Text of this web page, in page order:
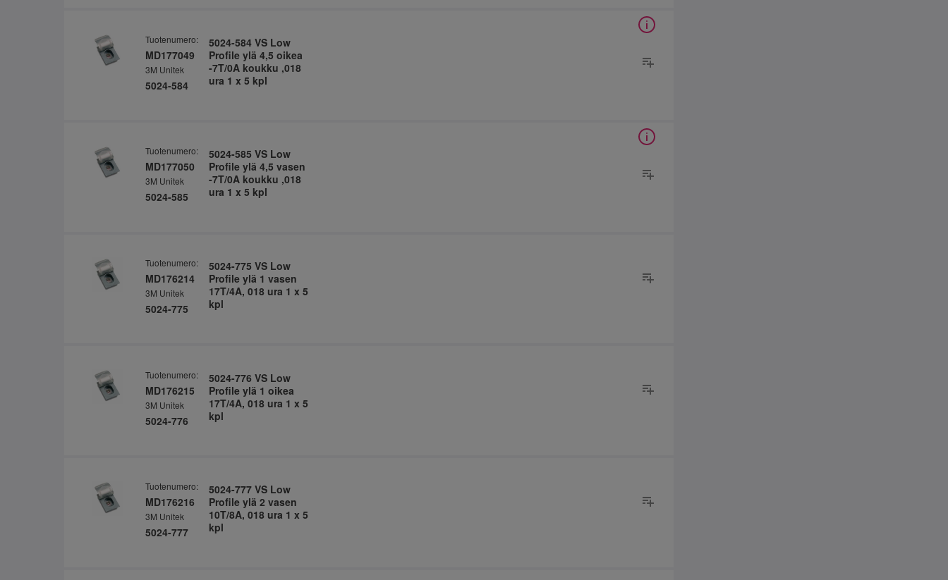
Tuotenumero:
MD177049
3M Unitek
5024-584
5024-584 VS Low
Profile ylä 4,5 oikea
-7T/0A koukku ,018
ura 1 x 5 kpl
Tuotenumero:
MD177050
3M Unitek
5024-585
5024-585 VS Low
Profile ylä 4,5 vasen
-7T/0A koukku ,018
ura 1 x 5 kpl
Tuotenumero:
MD176214
3M Unitek
5024-775
5024-775 VS Low
Profile ylä 1 vasen
17T/4A, 018 ura 1 x 5
kpl
Tuotenumero:
MD176215
3M Unitek
5024-776
5024-776 VS Low
Profile ylä 1 oikea
17T/4A, 018 ura 1 x 5
kpl
Tuotenumero:
MD176216
3M Unitek
5024-777
5024-777 VS Low
Profile ylä 2 vasen
10T/8A, 018 ura 1 x 5
kpl